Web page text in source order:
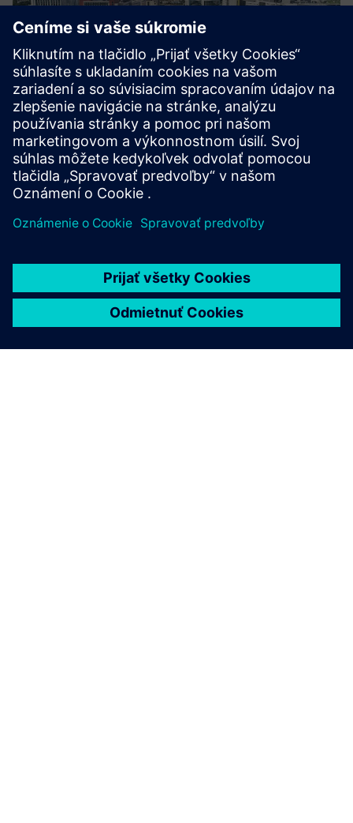
Ako je uvedené vTransformácia
, pravidelný súhrn správ a
žijeme, doručené do vašej doručenej pošty.
priemyselnej transformácie, dekarbonizácie a digitalizácie.
Naučte sa názory lídrov odvetvia, zistite, ako priekopníci
prijímajú nové technológie, a objavte nové prístupy na
riešenie vašich najväčších výziev.